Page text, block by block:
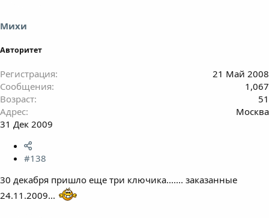
Михи
Авторитет
Регистрация
21 Май 2008
Сообщения
1,067
Возраст
51
Адрес
Москва
31 Дек 2009
#138
30 декабря пришло еще три ключика....... заказанные
24.11.2009...